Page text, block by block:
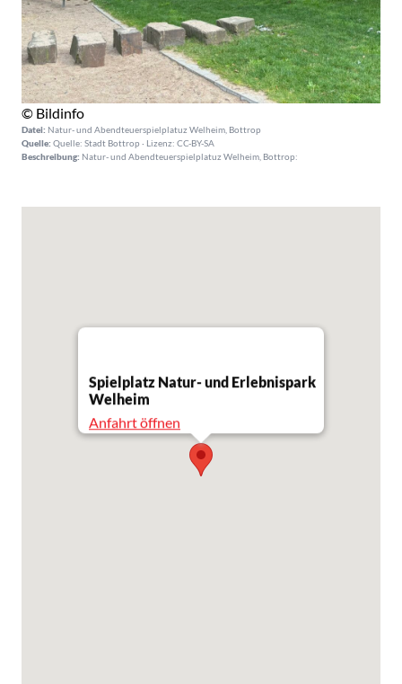
© Bildinfo
Datei: Natur- und Abendteuerspielplatuz Welheim, Bottrop
Quelle: Quelle: Stadt Bottrop · Lizenz: CC-BY-SA
Beschreibung: Natur- und Abendteuerspielplatuz Welheim, Bottrop:
Spielplatz Natur- und Erlebnispark
Welheim
Anfahrt öffnen